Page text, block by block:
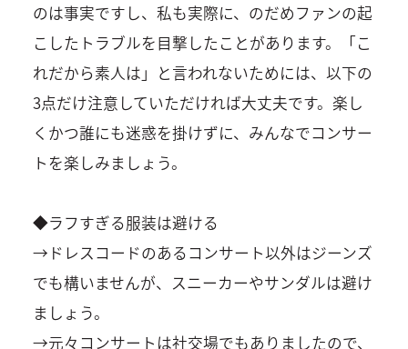
のは事実ですし、私も実際に、のだめファンの起
こしたトラブルを目撃したことがあります。「こ
れだから素人は」と言われないためには、以下の
3点だけ注意していただければ大丈夫です。楽し
くかつ誰にも迷惑を掛けずに、みんなでコンサー
トを楽しみましょう。
◆ラフすぎる服装は避ける
→ドレスコードのあるコンサート以外はジーンズ
でも構いませんが、スニーカーやサンダルは避け
ましょう。
→元々コンサートは社交場でもありましたので、